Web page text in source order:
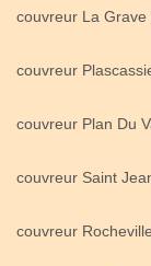
couvreur La Grave
couvreur
couvreur Plan Du
couvreur Saint
couvreur Rocheville